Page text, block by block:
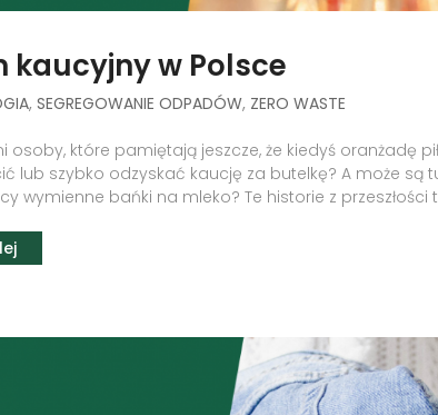
kaucyjny w Polsce
,SEGREGOWANIE ODPADÓW, ZERO WASTE
osoby, które pamiętają jeszcze, że kiedyś oranżadę
lub szybko odzyskać kaucję za butelkę? A może są
wymienne bańki na mleko? Te historie z przeszłości